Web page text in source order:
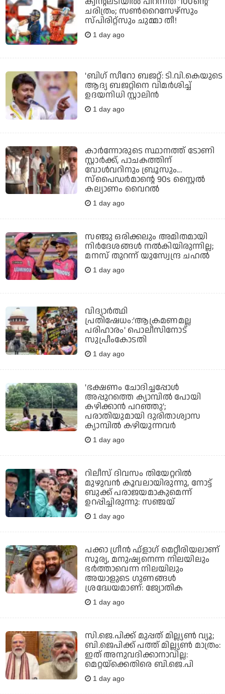
ചരിത്രം; സണ്‍റൈസേഴ്‌സും
സ്പിരിറ്റ്‌സും ചുമ്മാ തീ!
1 day ago
'ബിഗ് സീറോ ബജറ്റ്: ടി.വി.കെയുടെ
ആദ്യ ബജറ്റിനെ വിമര്‍ശിച്ച്
ഉദയനിധി സ്റ്റാലിന്‍
1 day ago
കാര്‍ന്നോരുടെ സ്ഥാനത്ത് ടോണി
സ്റ്റാര്‍ക്ക്, പാചകത്തിന്
വോള്‍വറിനും ബ്രൂസും...
സ്‌പൈഡര്‍മാന്റെ 90s സ്റ്റൈല്‍
കല്യാണം വൈറല്‍
1 day ago
സഞ്ജു ഒരിക്കലും അമിതമായി
നിര്‍ദേശങ്ങള്‍ നല്‍കിയിരുന്നില്ല;
മനസ് തുറന്ന് യുസ്വേന്ദ്ര ചഹല്‍
1 day ago
വിദ്യാര്‍ത്ഥി
പ്രതിഷേധം:'ആക്രമണമല്ല
പരിഹാരം' പൊലീസിനോട്
സുപ്രീംകോടതി
1 day ago
'ഭക്ഷണം ചോദിച്ചപ്പോൾ
അപ്പുറത്തെ ക്യാമ്പിൽ പോയി
കഴിക്കാൻ പറഞ്ഞു';
പരാതിയുമായി ദുരിതാശ്വാസ
ക്യാമ്പിൽ കഴിയുന്നവ‍ർ
1 day ago
റിലീസ് ദിവസം തിയേറ്ററിൽ
മുഴുവൻ കൂവലായിരുന്നു, നോട്ട്
ബുക്ക്‌ പരാജയമാകുമെന്ന്
ഉറപ്പിച്ചിരുന്നു: സഞ്ജയ്‌
1 day ago
പക്കാ ഗ്രീന്‍ ഫ്‌ളാഗ് മെറ്റീരിയലാണ്
സൂര്യ, മനുഷ്യനെന്ന നിലയിലും
ഭര്‍ത്താവെന്ന നിലയിലും
അയാളുടെ ഗുണങ്ങള്‍
ശ്രദ്ധേയമാണ്: ജ്യോതിക
1 day ago
സി.ജെ.പിക്ക് മുപ്പത് മില്ല്യണ്‍ വ്യൂ;
ബി.ജെപിക്ക് പത്ത് മില്ല്യണ്‍ മാത്രം:
ഇത് അനുവദിക്കാനാവില്ല:
മെറ്റയ്‌ക്കെതിരെ ബി.ജെ.പി
1 day ago